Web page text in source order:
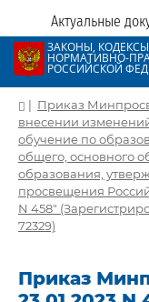
Актуальные
ЗАКОНЫ,
НОРМАТИВНО-
РОССИЙСКОЙ
| Приказ
внесении
обучение по
общего, основного
образования,
просвещения
N 458"
72329)
Приказ